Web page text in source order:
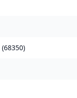
(68350)